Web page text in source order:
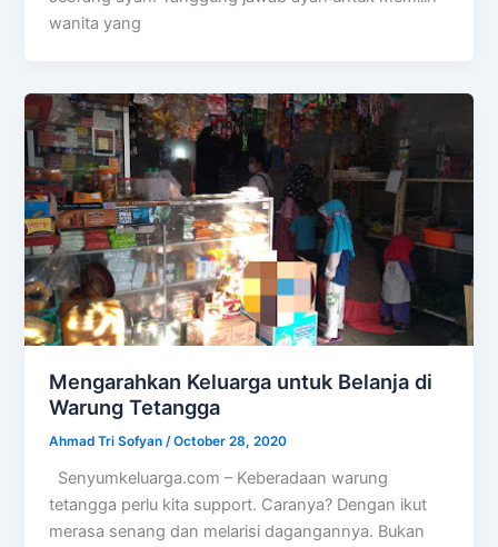
wanita yang
Mengarahkan Keluarga untuk Belanja di
Warung Tetangga
Ahmad Tri Sofyan/October 28, 2020
Senyumkeluarga.com – Keberadaan warung
tetangga perlu kita support. Caranya? Dengan ikut
merasa senang dan melarisi dagangannya. Bukan